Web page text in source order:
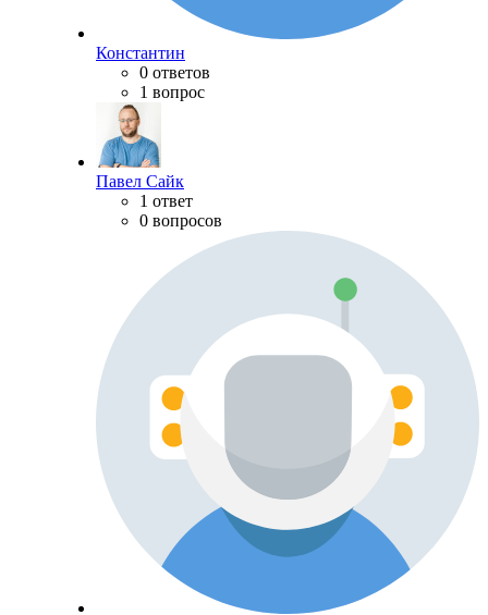
Константин
0 ответов
1 вопрос
Павел Сайк
1 ответ
0 вопросов